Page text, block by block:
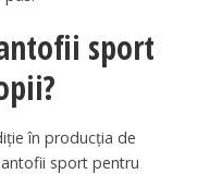
sport
în producția de
sport pentru